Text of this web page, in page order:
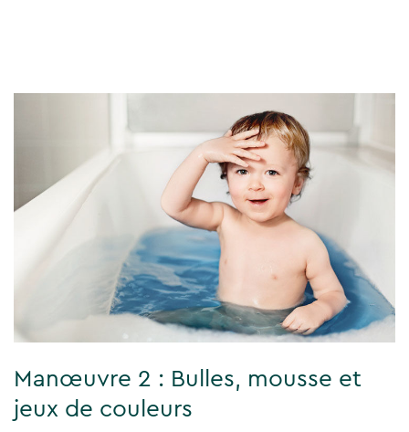
Manœuvre 2 : Bulles, mousse et
jeux de couleurs